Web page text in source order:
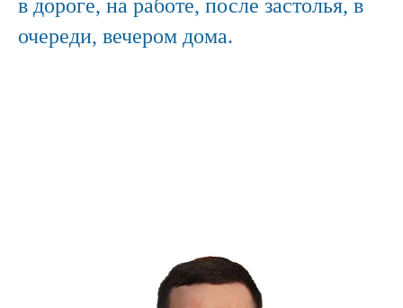
в дороге, на работе, после застолья, в
очереди, вечером дома.